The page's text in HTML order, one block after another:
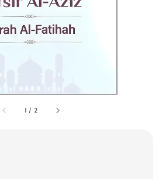
1 / 2